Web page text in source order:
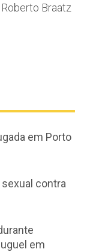
Braatz
em Porto
contra
em